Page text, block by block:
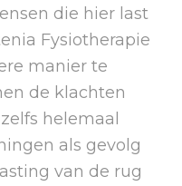
die hier last
Fysiotherapie
manier te
de klachten
helemaal
als gevolg
van de rug